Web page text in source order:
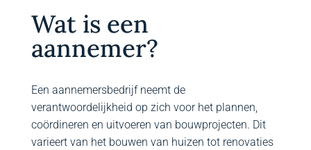
Wat is een
aannemer?
Een aannemersbedrijf neemt de
verantwoordelijkheid op zich voor het plannen,
coördineren en uitvoeren van bouwprojecten. Dit
varieert van het bouwen van huizen tot renovaties